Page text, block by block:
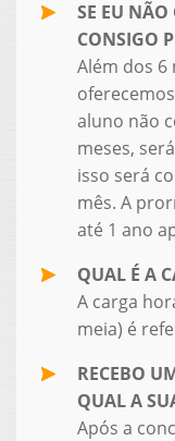
SE EU
CONSIGO
Além dos 6
aluno não
meses,
isso será
mês. A
até 1 ano
QUAL É A
A carga
meia) é
RECEBO
QUAL A
Após a